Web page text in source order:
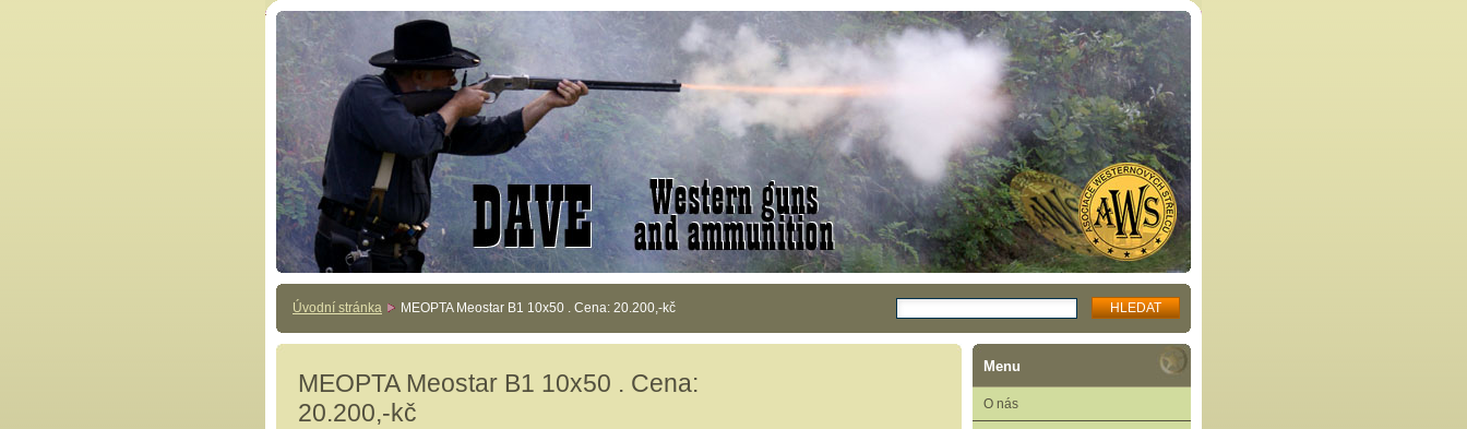
Úvodní stránka MEOPTA Meostar B1 10x50 . Cena: 20.200,-kč
MEOPTA Meostar B1 10x50 . Cena:
20.200,-kč
Menu
O nás